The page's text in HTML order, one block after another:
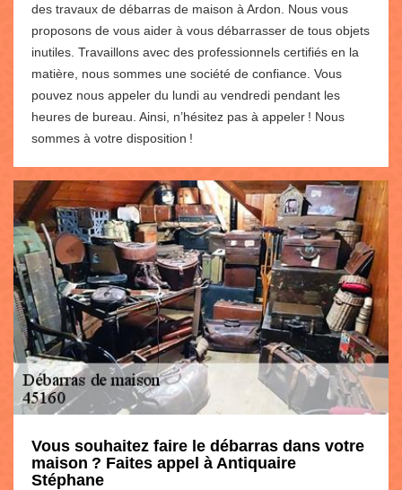
des travaux de débarras de maison à Ardon. Nous vous
proposons de vous aider à vous débarrasser de tous objets
inutiles. Travaillons avec des professionnels certifiés en la
matière, nous sommes une société de confiance. Vous
pouvez nous appeler du lundi au vendredi pendant les
heures de bureau. Ainsi, n’hésitez pas à appeler ! Nous
sommes à votre disposition !
Vous souhaitez faire le débarras dans votre
maison ? Faites appel à Antiquaire
Stéphane